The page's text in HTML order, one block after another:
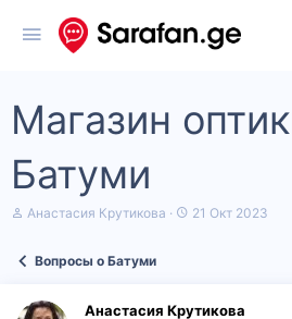
Магазин
Батуми
А
т
Анастасия Крутикова
Д
21 Окт 2023
Вопросы о Батуми
Анастасия Крутикова